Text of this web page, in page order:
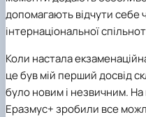
допомагають відчути себе
інтернаціональної
Коли настала
це був мій перший досвід
було новим і незвичним.
Еразмус+ зробили все